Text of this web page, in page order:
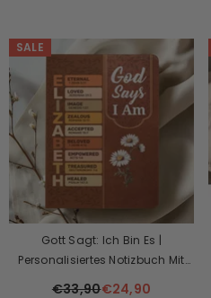
SALE
Gott Sagt: Ich Bin Es |
Personalisiertes Notizbuch Mit
€33,90€24,90